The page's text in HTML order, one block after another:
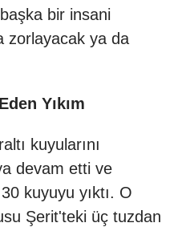
bir insani
zorlayacak ya da
Yıkım
kuyularını
devam etti ve
kuyuyu yıktı. O
Şerit'teki üç tuzdan